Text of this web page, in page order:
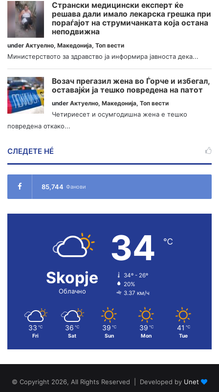
Странски медицински експерт ќе
решава дали имало лекарска грешка при
пораѓајот на струмичанката која остана
неподвижна
under Актуелно, Македонија, Топ вести
Министерството за здравство ја информира јавноста дека...
Возач прегазил жена во Ѓорче и избегал,
оставајќи ја тешко повредена на патот
under Актуелно, Македонија, Топ вести
Четириесет и осумгодишна жена е тешко
повредена откако...
СЛЕДЕТЕ НÉ
85,744 Фанови
Skopje
Облачно
34 ℃
34º - 26º
20%
3.37 км/ч
33 ℃
Fri
36 ℃
Sat
39 ℃
Sun
39 ℃
Mon
41 ℃
Tue
© Copyright 2026, All Rights Reserved | Developed by Unet